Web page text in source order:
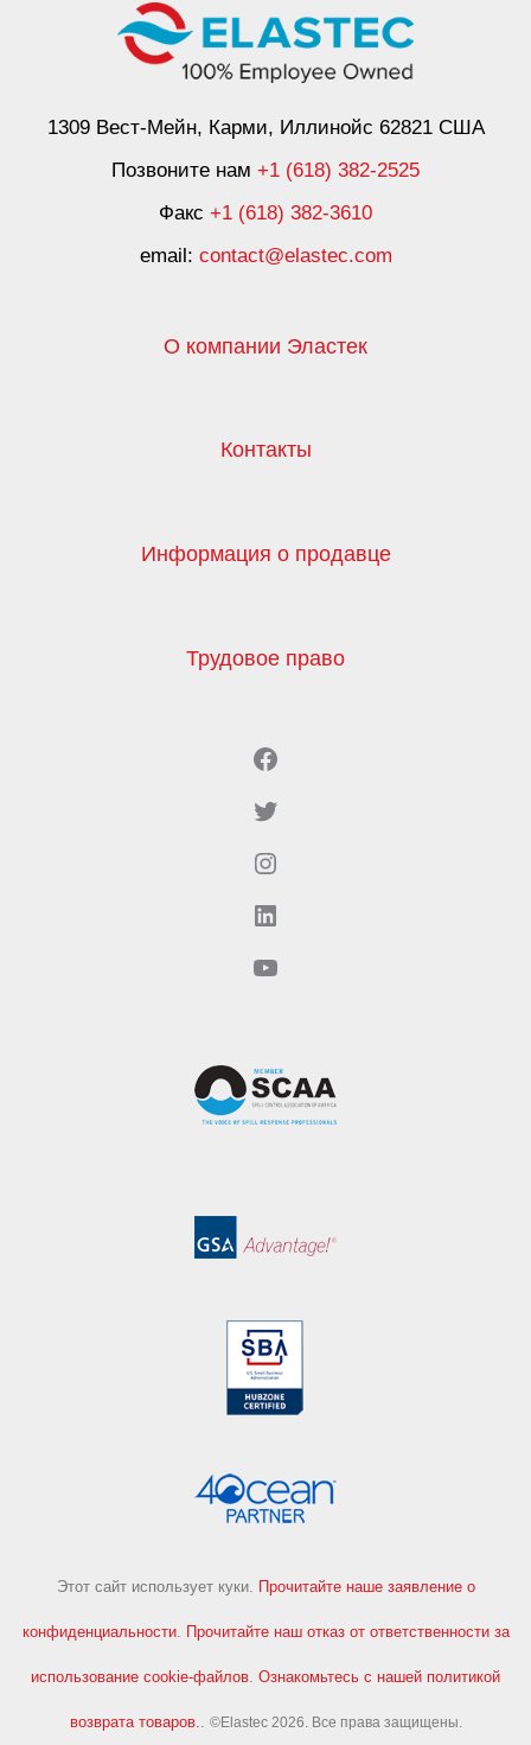
1309 Вест-Мейн, Карми, Иллинойс 62821 США
Позвоните нам +1 (618) 382-2525
Факс +1 (618) 382-3610
email: contact@elastec.com
О компании Эластек
Контакты
Информация о продавце
Трудовое право
Facebook
Twitter
Instagram
LinkedIn
YouTube
Этот сайт использует куки. Прочитайте наше заявление о
конфиденциальности. Прочитайте наш отказ от ответственности за
использование cookie-файлов. Ознакомьтесь с нашей политикой
возврата товаров.. ©Elastec 2026. Все права защищены.